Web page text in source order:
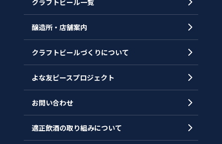
会社概要
沿革
クラフトビール一覧
醸造所・店舗案内
クラフトビールづくりについて
よな友ピースプロジェクト
お問い合わせ
適正飲酒の取り組みについて